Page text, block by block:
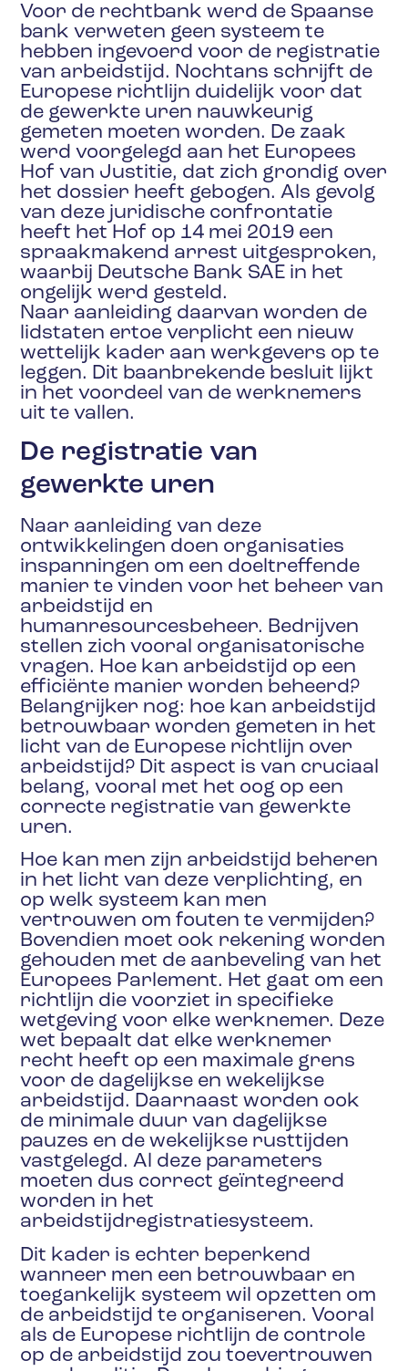
Voor de rechtbank werd de Spaanse
bank verweten geen systeem te
hebben ingevoerd voor de registratie
van arbeidstijd. Nochtans schrijft de
Europese richtlijn duidelijk voor dat
de gewerkte uren nauwkeurig
gemeten moeten worden. De zaak
werd voorgelegd aan het Europees
Hof van Justitie, dat zich grondig over
het dossier heeft gebogen. Als gevolg
van deze juridische confrontatie
heeft het Hof op 14 mei 2019 een
spraakmakend arrest uitgesproken,
waarbij Deutsche Bank SAE in het
ongelijk werd gesteld.
Naar aanleiding daarvan worden de
lidstaten ertoe verplicht een nieuw
wettelijk kader aan werkgevers op te
leggen. Dit baanbrekende besluit lijkt
in het voordeel van de werknemers
uit te vallen.
De registratie van
gewerkte uren
Naar aanleiding van deze
ontwikkelingen doen organisaties
inspanningen om een doeltreffende
manier te vinden voor het beheer van
arbeidstijd en
humanresourcesbeheer. Bedrijven
stellen zich vooral organisatorische
vragen. Hoe kan arbeidstijd op een
efficiënte manier worden beheerd?
Belangrijker nog: hoe kan arbeidstijd
betrouwbaar worden gemeten in het
licht van de Europese richtlijn over
arbeidstijd? Dit aspect is van cruciaal
belang, vooral met het oog op een
correcte registratie van gewerkte
uren.
Hoe kan men zijn arbeidstijd beheren
in het licht van deze verplichting, en
op welk systeem kan men
vertrouwen om fouten te vermijden?
Bovendien moet ook rekening worden
gehouden met de aanbeveling van het
Europees Parlement. Het gaat om een
richtlijn die voorziet in specifieke
wetgeving voor elke werknemer. Deze
wet bepaalt dat elke werknemer
recht heeft op een maximale grens
voor de dagelijkse en wekelijkse
arbeidstijd. Daarnaast worden ook
de minimale duur van dagelijkse
pauzes en de wekelijkse rusttijden
vastgelegd. Al deze parameters
moeten dus correct geïntegreerd
worden in het
arbeidstijdregistratiesysteem.
Dit kader is echter beperkend
wanneer men een betrouwbaar en
toegankelijk systeem wil opzetten om
de arbeidstijd te organiseren. Vooral
als de Europese richtlijn de controle
op de arbeidstijd zou toevertrouwen